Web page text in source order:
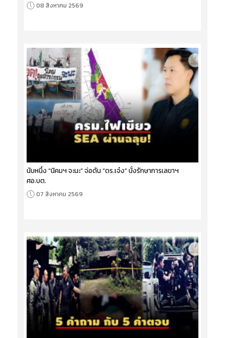
08 สิงหาคม 2569
นับหนึ่ง “นิคมฯ จะนะ” จ่อดัน “ดร.เจ๋ง” นั่งรักษาการเลขาฯ
ศอ.บต.
07 สิงหาคม 2569